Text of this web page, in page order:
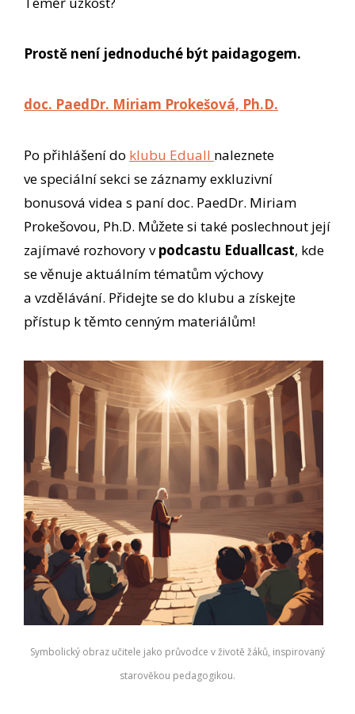
Prostě není jednoduché být paidagogem.
doc. PaedDr. Miriam Prokešová, Ph.D.
Po přihlášení do klubu Eduall naleznete
ve speciální sekci se záznamy exkluzivní
bonusová videa s paní doc. PaedDr. Miriam
Prokešovou, Ph.D. Můžete si také poslechnout její
zajímavé rozhovory vpodcastu Eduallcast, kde
se věnuje aktuálním tématům výchovy
a vzdělávání. Přidejte se do klubu a získejte
přístup k těmto cenným materiálům!
Symbolický obraz učitele jako průvodce v životě žáků, inspirovaný
starověkou pedagogikou.